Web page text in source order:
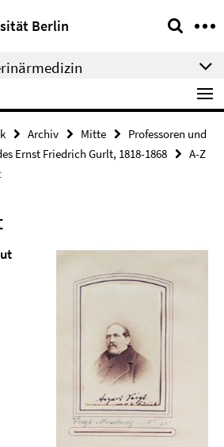
Berlin
Archiv Mitte
Professoren und
Ernst Friedrich Gurlt, 1818-1868
A-Z